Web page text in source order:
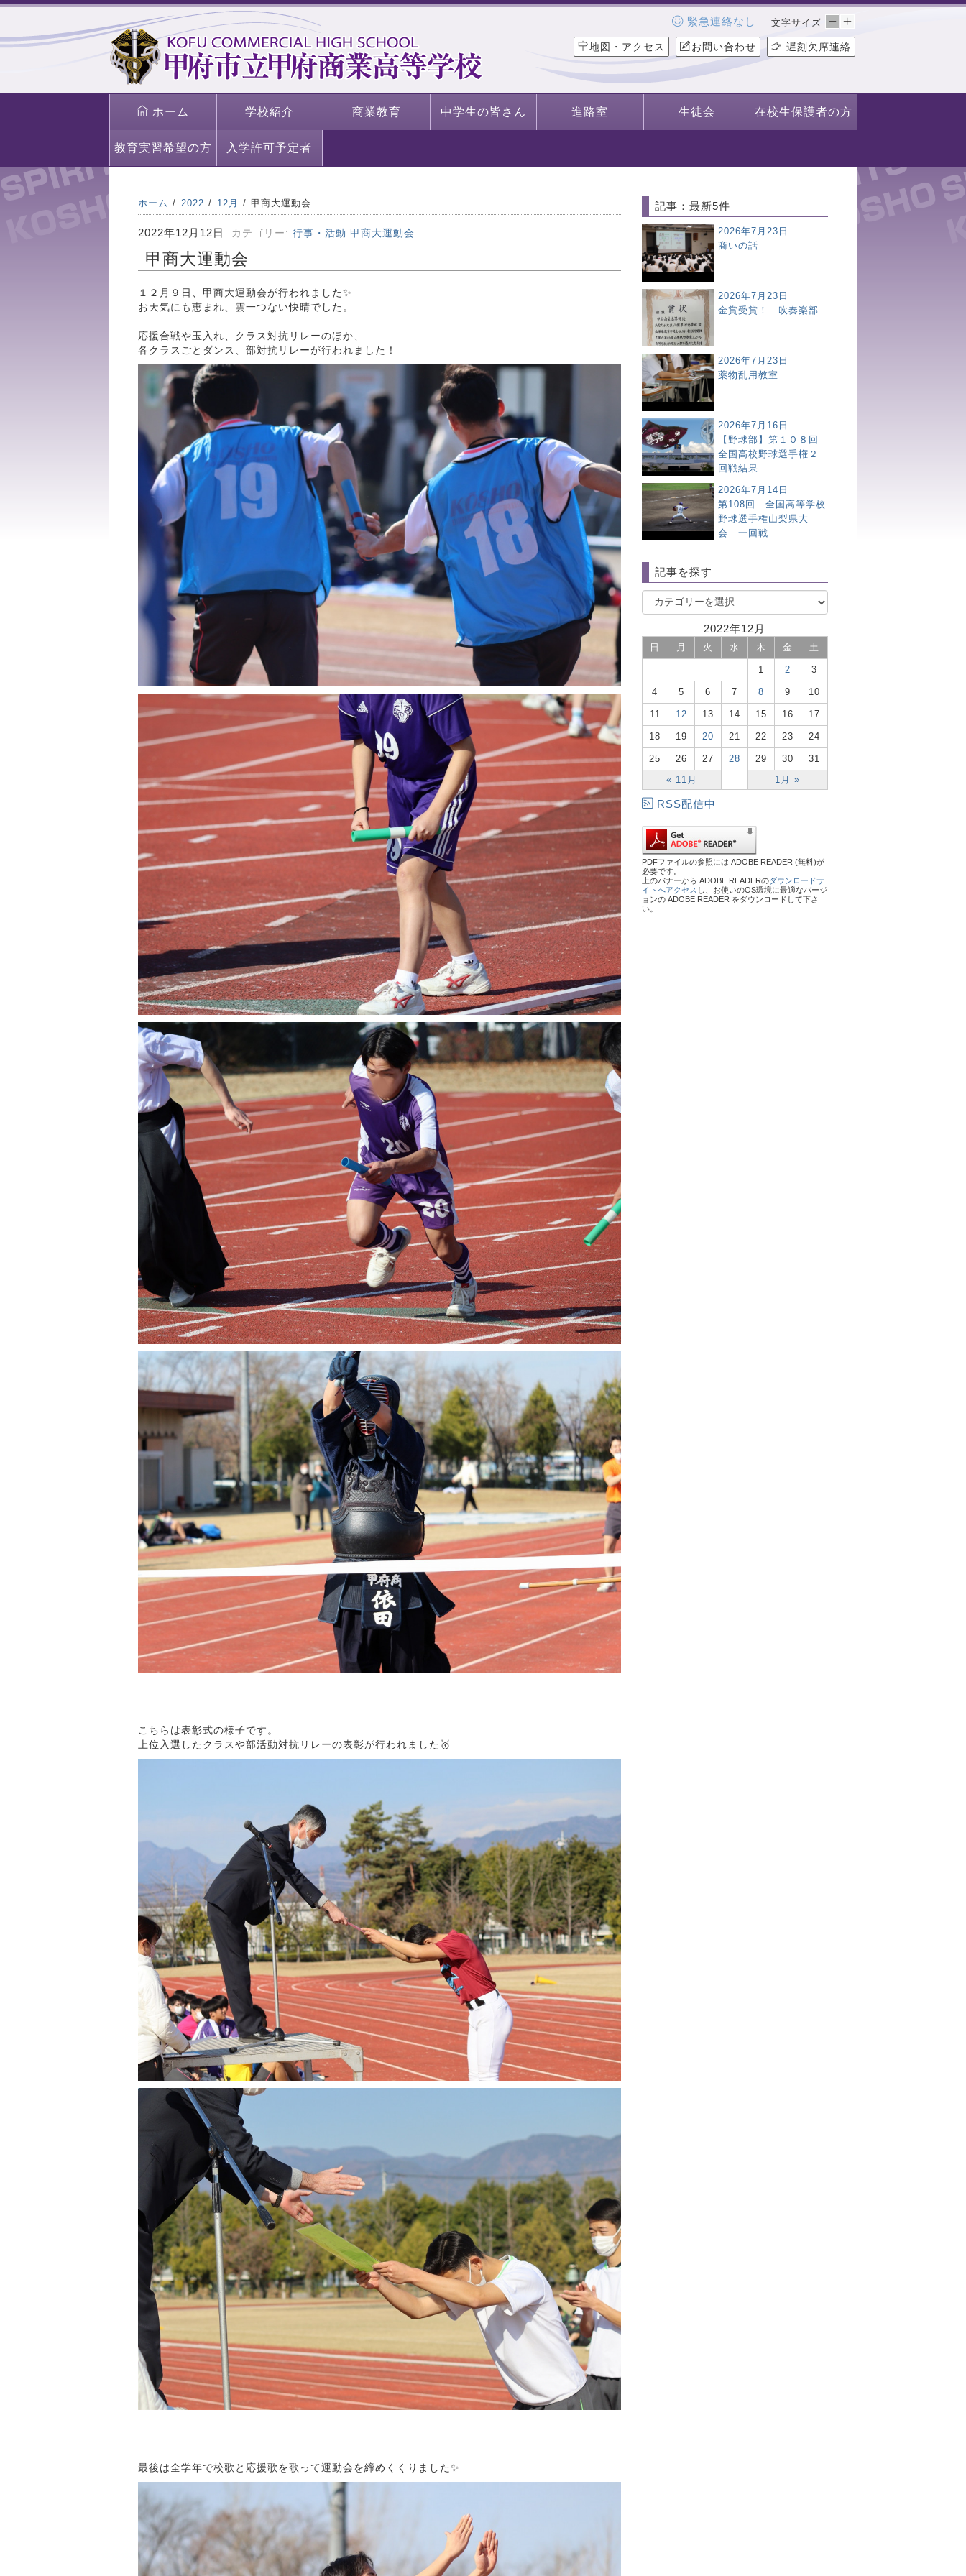
文字サイズ
地図・アクセス お問い合わせ 遅刻欠席連絡
緊急連絡なし
ホーム 学校紹介 商業教育 中学生の皆さん 進路室 生徒会 在校生保護者の方
教育実習希望の方 入学許可予定者
ホーム 2022 12月 甲商大運動会
2022年12月12日 カテゴリー: 行事・活動 甲商大運動会
甲商大運動会
１２月９日、甲商大運動会が行われました✨
お天気にも恵まれ、雲一つない快晴でした。
応援合戦や玉入れ、クラス対抗リレーのほか、
各クラスごとダンス、部対抗リレーが行われました！
こちらは表彰式の様子です。
上位入選したクラスや部活動対抗リレーの表彰が行われました🥇
最後は全学年で校歌と応援歌を歌って運動会を締めくくりました✨
記事：最新5件
2026年7月23日
商いの話
2026年7月23日
金賞受賞！ 吹奏楽部
2026年7月23日
薬物乱用教室
2026年7月16日
【野球部】第１０８回
全国高校野球選手権２
回戦結果
2026年7月14日
第108回 全国高等学校
野球選手権山梨県大
会 一回戦
記事を探す
2022年12月
日 月 火 水 木 金 土
« 11月 1月 »
1 2 3
4 5 6 7 8 9 10
11 12 13 14 15 16 17
18 19 20 21 22 23 24
25 26 27 28 29 30 31
RSS配信中
PDFファイルの参照には ADOBE READER (無料)が
必要です。
上のバナーから ADOBE READERのダウンロードサ
イトへアクセス し、お使いのOS環境に最適なバージ
ョンの ADOBE READER をダウンロードして下さ
い。